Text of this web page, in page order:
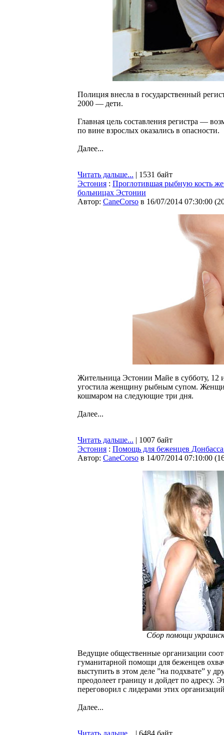
Полиция внесла в государственный
2000 — дети.
Главная цель составления регистра —
по вине взрослых оказались в опасности.
Далее...
Читать дальше... | 1531 байт
Эстония : Проглотившая рыбную кость
больницах Эстонии
Автор: CaneCorso в 16/07/2014 07:30:00 (
Жительница Эстонии Майе в субботу, 12
угостила женщину рыбным супом.
кошмаром на следующие три дня.
Далее...
Читать дальше... | 1007 байт
Эстония : Помощь для беженцев
Автор: CaneCorso в 14/07/2014 07:10:00 (
Сбор помощи
Ведущие общественные организации
гуманитарной помощи для беженцев
выступить в этом деле ”на подхвате” у
преодолеет границу и дойдет по адресу.
переговорил с лидерами этих
Далее...
Читать дальше... | 6484 байт